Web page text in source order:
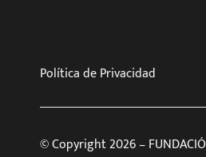
Política de Privacidad
© Copyright 2026 –